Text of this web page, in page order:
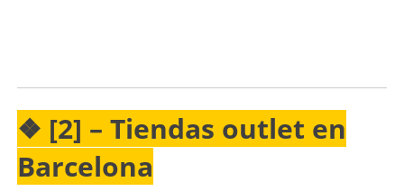
❖ [2] – Tiendas outlet en
Barcelona